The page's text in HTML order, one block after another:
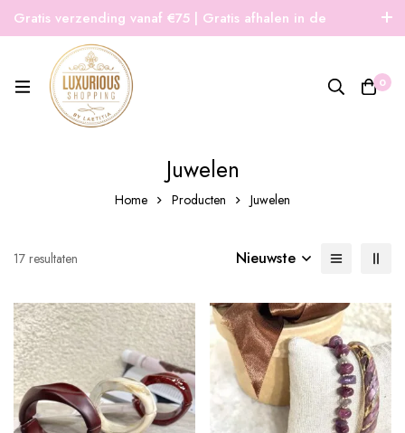
Gratis verzending vanaf €75 | Gratis afhalen in de
winkel | Snelle verzending
0
Juwelen
Home Producten Juwelen
17 resultaten Nieuwste